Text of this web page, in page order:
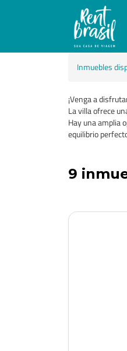
Inmuebles
¡Venga a
La villa ofrece
Hay una amplia
equilibrio
9